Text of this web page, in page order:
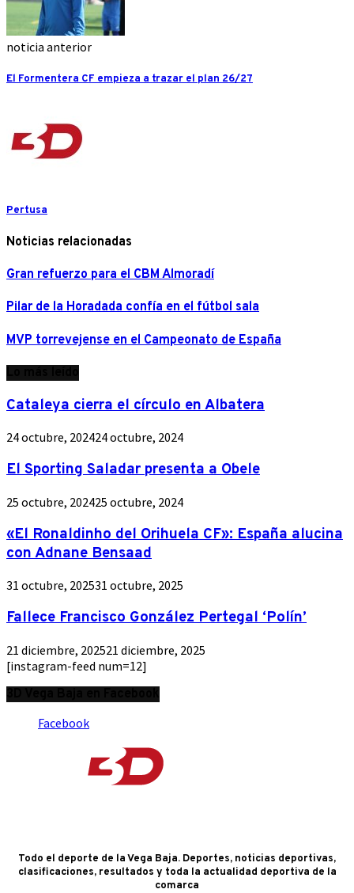
noticia anterior
El Formentera CF empieza a trazar el plan 26/27
Pertusa
Noticias relacionadas
Gran refuerzo para el CBM Almoradí
Pilar de la Horadada confía en el fútbol sala
MVP torrevejense en el Campeonato de España
Cataleya cierra el círculo en Albatera
24 octubre, 202424 octubre, 2024
El Sporting Saladar presenta a Obele
25 octubre, 202425 octubre, 2024
«El Ronaldinho del Orihuela CF»: España alucina
con Adnane Bensaad
31 octubre, 202531 octubre, 2025
Fallece Francisco González Pertegal ‘Polín’
21 diciembre, 202521 diciembre, 2025
[instagram-feed num=12]
Facebook
Todo el deporte de la Vega Baja. Deportes, noticias deportivas,
clasificaciones, resultados y toda la actualidad deportiva de la
comarca